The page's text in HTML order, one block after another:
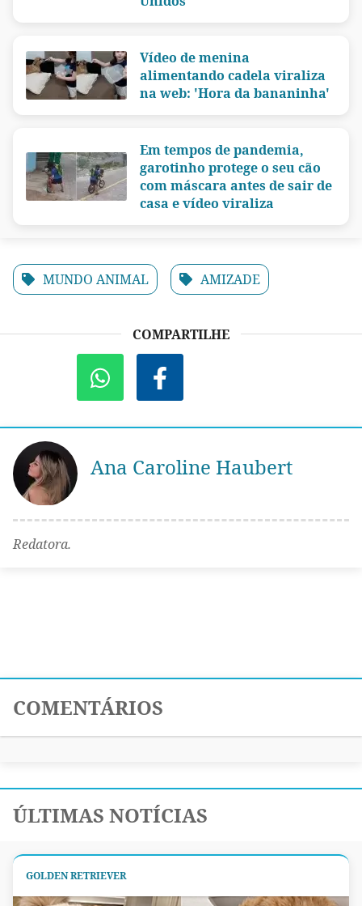
Vídeo de menina
alimentando cadela viraliza
na web: 'Hora da bananinha'
Em tempos de pandemia,
garotinho protege o seu cão
com máscara antes de sair de
casa e vídeo viraliza
MUNDO ANIMAL AMIZADE
COMPARTILHE
Ana Caroline Haubert
Redatora.
COMENTÁRIOS
ÚLTIMAS NOTÍCIAS
GOLDEN RETRIEVER